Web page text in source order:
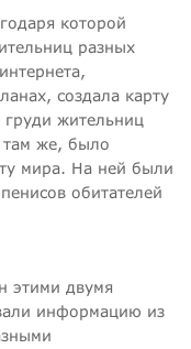
которой
разных
создала карту
жительниц
там же, было
мира. На ней были
обитателей
этими двумя
информацию из